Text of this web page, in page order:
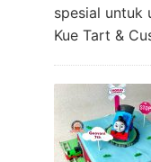
spesial untuk
Kue Tart &